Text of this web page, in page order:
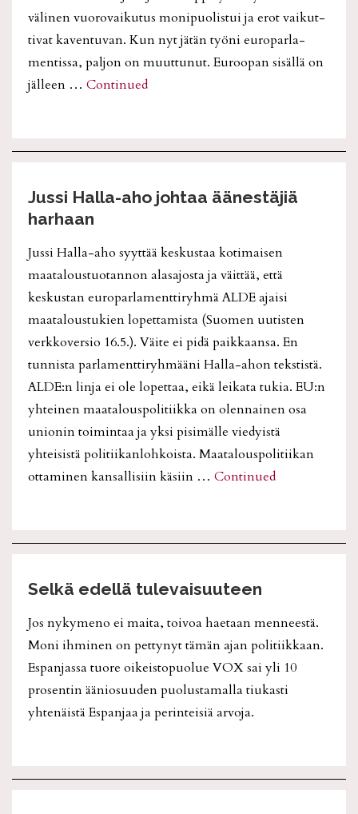
vä­li­nen vuo­ro­vai­ku­tus mo­ni­puo­lis­tui ja erot vai­kut­
ti­vat ka­ven­tu­van. Kun nyt jä­tän työ­ni eu­ro­par­la­
men­tis­sa, pal­jon on muut­tu­nut. Eu­roo­pan si­säl­lä on
jäl­leen … Continued
Jussi Halla-aho johtaa äänestäjiä
harhaan
Jussi Halla-aho syyttää keskustaa kotimaisen
maataloustuotannon alasajosta ja väittää, että
keskustan europarlamenttiryhmä ALDE ajaisi
maataloustukien lopettamista (Suomen uutisten
verkkoversio 16.5.). Väite ei pidä paikkaansa. En
tunnista parlamenttiryhmääni Halla-ahon tekstistä.
ALDE:n linja ei ole lopettaa, eikä leikata tukia. EU:n
yhteinen maatalouspolitiikka on olennainen osa
unionin toimintaa ja yksi pisimälle viedyistä
yhteisistä politiikanlohkoista. Maatalouspolitiikan
ottaminen kansallisiin käsiin … Continued
Selkä edellä tulevaisuuteen
Jos nykymeno ei maita, toivoa haetaan menneestä.
Moni ihminen on pettynyt tämän ajan politiikkaan.
Espanjassa tuore oikeistopuolue VOX sai yli 10
prosentin ääniosuuden puolustamalla tiukasti
yhtenäistä Espanjaa ja perinteisiä arvoja.